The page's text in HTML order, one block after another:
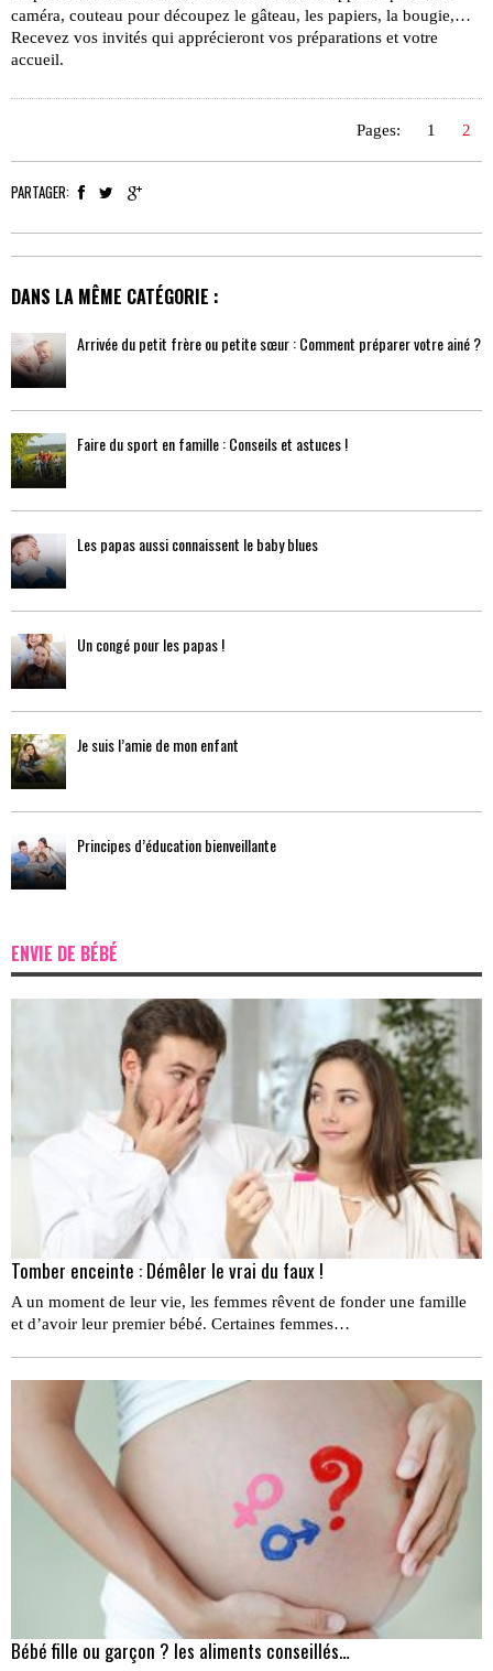
caméra, couteau pour découpez le gâteau, les papiers, la bougie,…
Recevez vos invités qui apprécieront vos préparations et votre
accueil.
Pages: 1 2
PARTAGER:
DANS LA MÊME CATÉGORIE :
Arrivée du petit frère ou petite sœur : Comment préparer votre ainé ?
Faire du sport en famille : Conseils et astuces !
Les papas aussi connaissent le baby blues
Un congé pour les papas !
Je suis l’amie de mon enfant
Principes d’éducation bienveillante
ENVIE DE BÉBÉ
Tomber enceinte : Démêler le vrai du faux !
A un moment de leur vie, les femmes rêvent de fonder une famille
et d’avoir leur premier bébé. Certaines femmes…
Bébé fille ou garçon ? les aliments conseillés…